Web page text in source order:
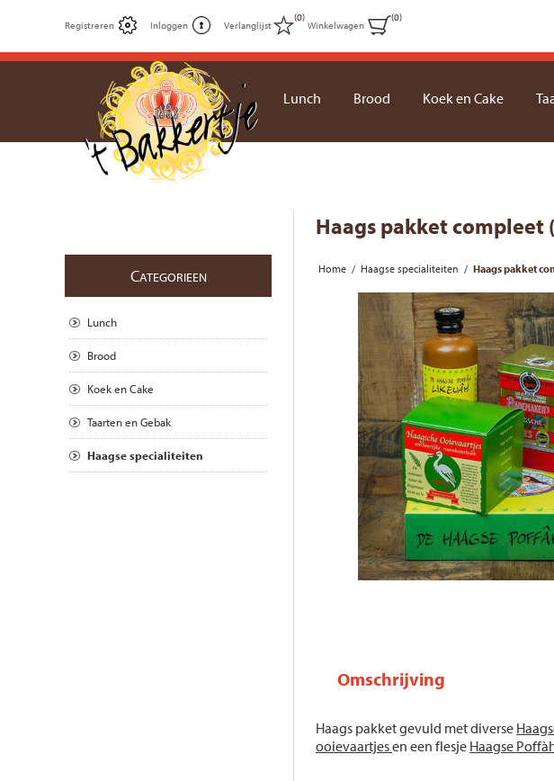
Registreren Inloggen Verlanglijst
(0)
Winkelwagen
(0)
Lunch Brood Koek en Cake
Haags pakket compleet
Home / Haagse specialiteiten / Haags pakket
Omschrijving
Haags pakket gevuld met diverse
ooievaartjesen een flesje Haagse
CATEGORIEEN
Lunch
Brood
Koek en Cake
Taarten en Gebak
Haagse specialiteiten